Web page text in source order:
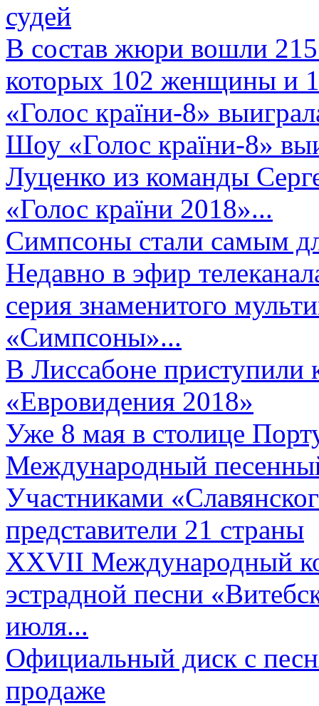
судей
В состав жюри вошли 215
которых 102 женщины и
«Голос країни-8»
Шоу «Голос країни-8»
Луценко из команды
«Голос країни 2018»...
Симпсоны стали самым
Недавно в эфир
серия знаменитого
«Симпсоны»...
В Лиссабоне приступили
«Евровидения 2018»
Уже 8 мая в столице
Международный
Участниками
представители 21 страны
XXVII Международный
эстрадной песни
июля...
Официальный диск с
продаже